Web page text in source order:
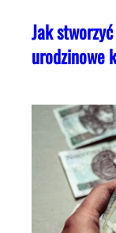
Jak
urodzinowe